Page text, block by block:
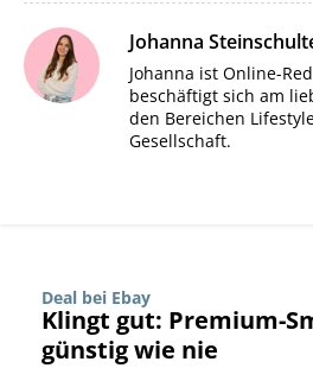
Johanna
Johanna ist Online-
beschäftigt sich am
den Bereichen
Gesellschaft.
Deal bei Ebay
Klingt gut: Premium-
günstig wie nie